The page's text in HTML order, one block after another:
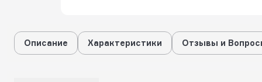
Описание Характеристики Отзывы и